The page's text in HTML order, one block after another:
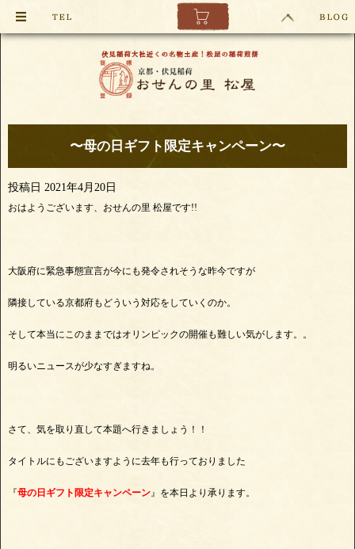
〜母の日ギフト限定キャンペーン〜
投稿日 2021年4月20日
おはようございます、おせんの里 松屋です!!
大阪府に緊急事態宣言が今にも発令されそうな昨今ですが
隣接している京都府もどういう対応をしていくのか。
そして本当にこのままではオリンピックの開催も難しい気がします。。
明るいニュースが少なすぎますね。
さて、気を取り直して本題へ行きましょう！！
タイトルにもございますように去年も行っておりました
『母の日ギフト限定キャンペーン』を本日より承ります。